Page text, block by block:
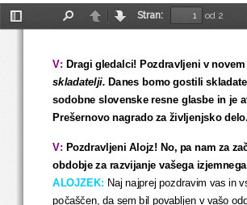
Preklopi
NazajNaprej
Stran:
od 2
V: Dragi gledalci! Pozdravljeni v
skladatelji. Danes bomo gostili
sodobne slovenske resne glasbe in je
Prešernovo nagrado za življenjsko
V: Pozdravljeni Alojz! No, pa nam za
obdobje za razvijanje vašega
ALOJZEK: Naj najprej pozdravim
počaščen, da sem bil povabljen v vašo